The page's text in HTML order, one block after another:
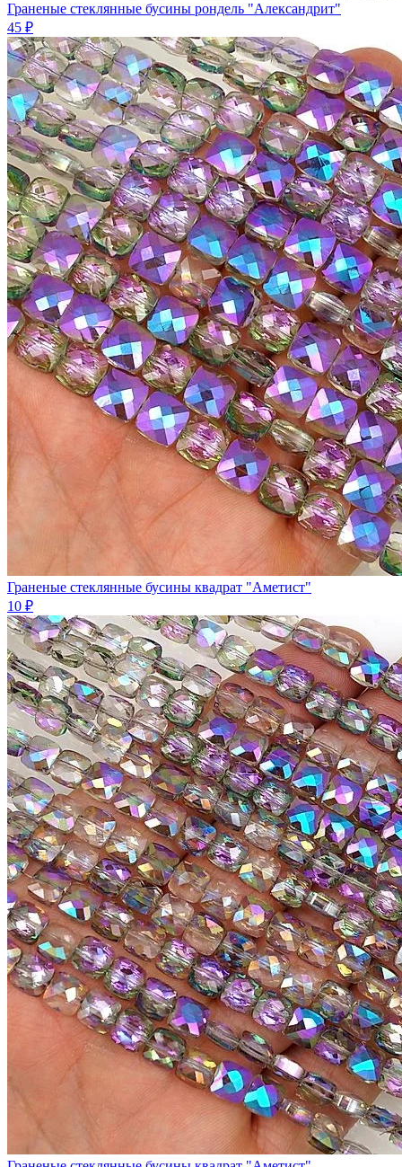
Граненые стеклянные бусины рондель "Александрит"
45 ₽
Граненые стеклянные бусины квадрат "Аметист"
10 ₽